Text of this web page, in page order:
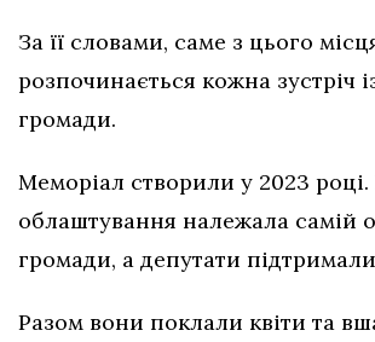
За її словами, саме з цього
розпочинається кожна зустріч
громади.
Меморіал створили у 2023 році.
облаштування належала самій
громади, а депутати
Разом вони поклали квіти та